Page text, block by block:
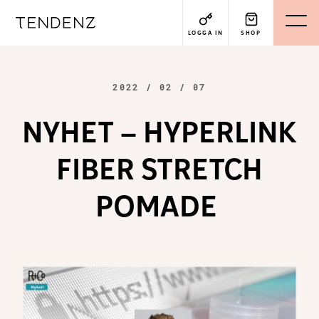
LOGGA IN SHOP
2022 / 02 / 07
NYHET – HYPERLINK
FIBER STRETCH
POMADE